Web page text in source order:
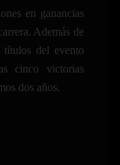
en ganancias
Además de
títulos del evento
cinco victorias
dos años.